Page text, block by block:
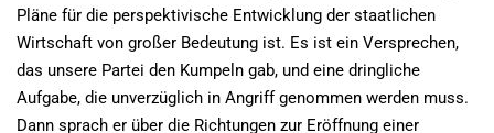
Pläne für die perspektivische Entwicklung der staatlichen
Wirtschaft von großer Bedeutung ist. Es ist ein Versprechen,
das unsere Partei den Kumpeln gab, und eine dringliche
Aufgabe, die unverzüglich in Angriff genommen werden muss.
Dann sprach er über die Richtungen zur Eröffnung einer